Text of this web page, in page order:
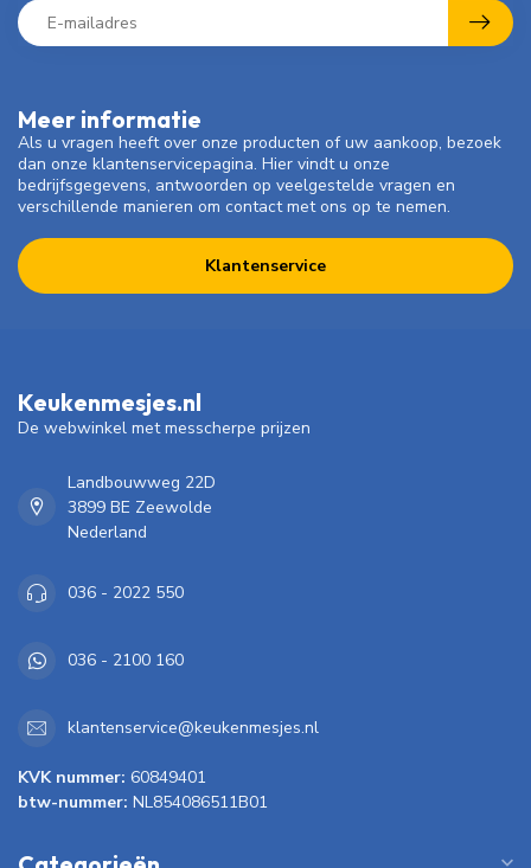
Meer informatie
Als u vragen heeft over onze producten of uw aankoop, bezoek
dan onze klantenservicepagina. Hier vindt u onze
bedrijfsgegevens, antwoorden op veelgestelde vragen en
verschillende manieren om contact met ons op te nemen.
Klantenservice
Keukenmesjes.nl
De webwinkel met messcherpe prijzen
Landbouwweg 22D
3899 BE Zeewolde
Nederland
036 - 2022 550
036 - 2100 160
klantenservice@keukenmesjes.nl
KVK nummer: 60849401
btw-nummer: NL854086511B01